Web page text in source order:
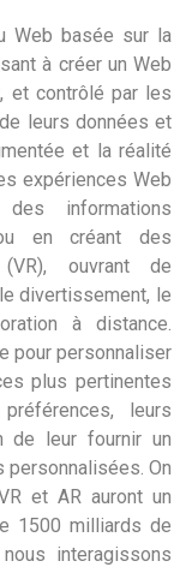
Web basée sur la
à créer un Web
et contrôlé par les
leurs données et
et la réalité
expériences Web
informations
en créant des
ouvrant de
divertissement, le
à distance.
pour personnaliser
plus pertinentes
leurs
de leur fournir un
personnalisées. On
et AR auront un
1500 milliards de
interagissons